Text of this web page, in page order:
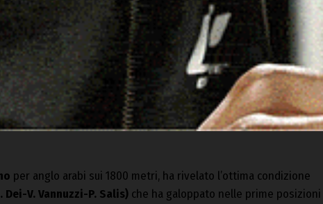
è stata
Reina del Sur (Nando Parrado-Ottana Galoppo-A.
corsa, accumulando vantaggio e poi difendendosi da Manpea
Floris de l’Alguer.
Giuliano per purosangue di tre anni, volata sulla distanza breve
Lady animando la corsa sino a metà dirittura quando si arrende
Force-G. Chessa-R. Masala-G. Fresu), seguono nel
per anglo arabi sui 1800 metri, ha rivelato l’ottima condizione
V. Vannuzzi-P. Salis) che ha galoppato nelle prime posizioni